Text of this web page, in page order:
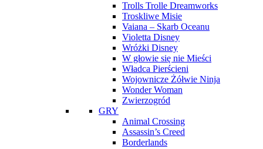
Trolls Trolle Dreamworks
Troskliwe Misie
Vaiana – Skarb Oceanu
Violetta Disney
Wróżki Disney
W głowie się nie Mieści
Władca Pierścieni
Wojownicze Żółwie Ninja
Wonder Woman
Zwierzogród
GRY
Animal Crossing
Assassin’s Creed
Borderlands